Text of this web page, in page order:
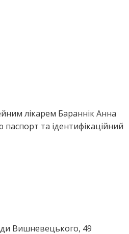
лікарем Бараннік Анна
та ідентифікаційний
Вишневецького, 49